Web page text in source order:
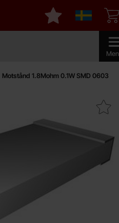
Sverige
Mina favoriter
Motstånd 1.8Mohm 0.1W SMD 0603
Makera motstånd 1.8Mohm